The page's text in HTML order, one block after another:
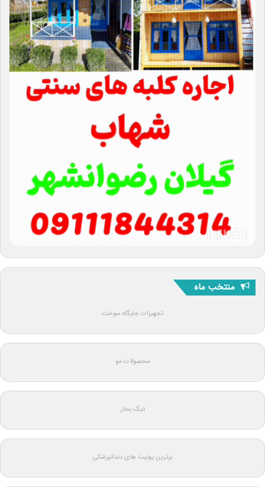
منتخب ماه
تجهیزات جایگاه سوخت
محصولات مو
دیگ بخار
برترین یونیت های دندانپزشکی